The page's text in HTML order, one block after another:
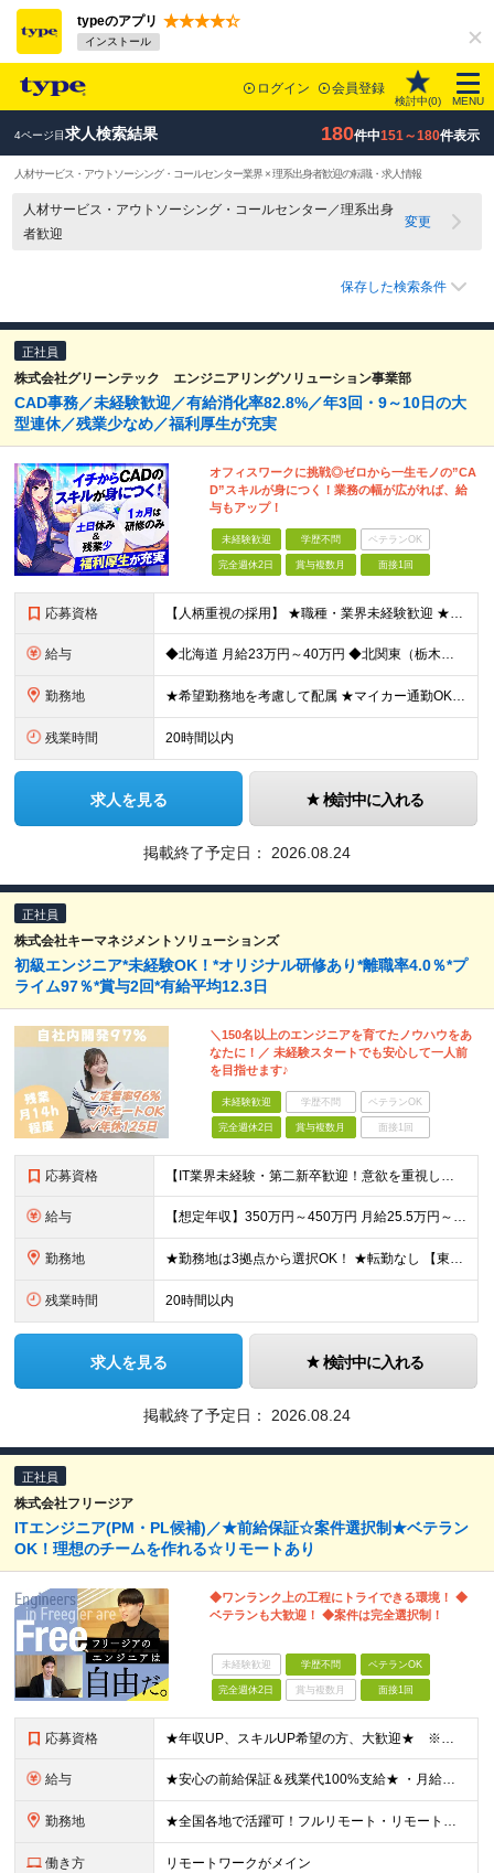
typeのアプリ
インストール
ログイン 会員登録
検討中(0) MENU
4ページ目求人検索結果 180件中151～180件表示
人材サービス・アウトソーシング・コールセンター業界 × 理系出身者歓迎の転職・求人情報
人材サービス・アウトソーシング・コールセンター／理系出身
者歓迎
変更
保存した検索条件
正社員
株式会社グリーンテック エンジニアリングソリューション事業部
CAD事務／未経験歓迎／有給消化率82.8%／年3回・9～10日の大
型連休／残業少なめ／福利厚生が充実
オフィスワークに挑戦◎ゼロから一生モノの”CA
D”スキルが身につく！業務の幅が広がれば、給
与もアップ！
未経験歓迎 学歴不問 ベテランOK
完全週休2日 賞与複数月 面接1回
応募資格 【人柄重視の採用】 ★職種・業界未経験歓迎 ★学歴不問 文系出身の方や、第二新卒の方からのご応募も大歓迎！ 【必須条件】 ◎普通自動車免許（AT限定可） 【求める人物像】 ■事務職デビューをしたい
給与 ◆北海道 月給23万円～40万円 ◆北関東（栃木県） 月給22万250円～31万円 ◆関東（東京都・神奈川県） 月給22万2350円～35万3150円 ◆愛知県 ★積極採用中！ 月給22万250
勤務地 ★希望勤務地を考慮して配属 ★マイカー通勤OK 北海道・栃木・東京・神奈川・静岡・愛知・三重・滋賀・京都・大阪・兵庫・福岡・熊本の各プロジェクト先への配属となります。 ※勤務地はお住いの地域やご希望
残業時間 20時間以内
求人を見る 検討中に入れる
掲載終了予定日： 2026.08.24
正社員
株式会社キーマネジメントソリューションズ
初級エンジニア*未経験OK！*オリジナル研修あり*離職率4.0％*プ
ライム97％*賞与2回*有給平均12.3日
＼150名以上のエンジニアを育てたノウハウをあ
なたに！／ 未経験スタートでも安心して一人前
を目指せます♪
未経験歓迎 学歴不問 ベテランOK
完全週休2日 賞与複数月 面接1回
応募資格 【IT業界未経験・第二新卒歓迎！意欲を重視した採用です！】 ◎社会人経験をお持ちの方（1年未満でもOK） ※高専・専門卒以上 ＜下記のような方をお待ちしています！＞ ★プログラミングに興味があり、
給与 【想定年収】350万円～450万円 月給25.5万円～32万円＋賞与年2回＋決算賞与あり（業績連動） ※月給は、経験・スキルに応じて決定します ※試用期間は6ヶ月。その間の給与・待遇に差異はありませ
勤務地 ★勤務地は3拠点から選択OK！ ★転勤なし 【東京本社】 東京都新宿区新宿4-3-17 FORECAST新宿SOUTH6F 【大阪事業所】 大阪市中央区本町2-1-6 堺筋本町センタービル 6F
残業時間 20時間以内
求人を見る 検討中に入れる
掲載終了予定日： 2026.08.24
正社員
株式会社フリージア
ITエンジニア(PM・PL候補)／★前給保証☆案件選択制★ベテラン
OK！理想のチームを作れる☆リモートあり
◆ワンランク上の工程にトライできる環境！ ◆
ベテランも大歓迎！ ◆案件は完全選択制！
未経験歓迎 学歴不問 ベテランOK
完全週休2日 賞与複数月 面接1回
応募資格 ★年収UP、スキルUP希望の方、大歓迎★ ※ベテランも活躍しています！ ・学歴不問 ・開発もしくはインフラ分野でのエンジニア経験をお持ちの方 ※3年以上の方優遇 ※PM・PLの経験を活かしたい、も
給与 ★安心の前給保証＆残業代100%支給★ ・月給制の場合 月給：30万円以上 月収例：30万円~以上＋賞与（年2回,4,5か月分）+役職手当 ・年俸制の場合 年俸：600万円～1000万円
勤務地 ★全国各地で活躍可！フルリモート・リモートあり／転勤なし／U・Iターン歓迎★ ※希望を100％実現します！ ≪拠点≫ 【本社】 千葉県松戸市松戸1395-3 アークシティ松戸1F 【品川オフィ
働き方 リモートワークがメイン